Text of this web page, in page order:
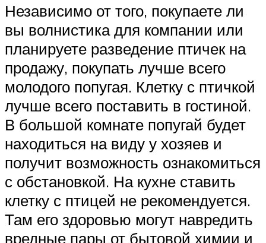
Независимо от того, покупаете ли
вы волнистика для компании или
планируете разведение птичек на
продажу, покупать лучше всего
молодого попугая. Клетку с птичкой
лучше всего поставить в гостиной.
В большой комнате попугай будет
находиться на виду у хозяев и
получит возможность ознакомиться
с обстановкой. На кухне ставить
клетку с птицей не рекомендуется.
Там его здоровью могут навредить
вредные пары от бытовой химии и